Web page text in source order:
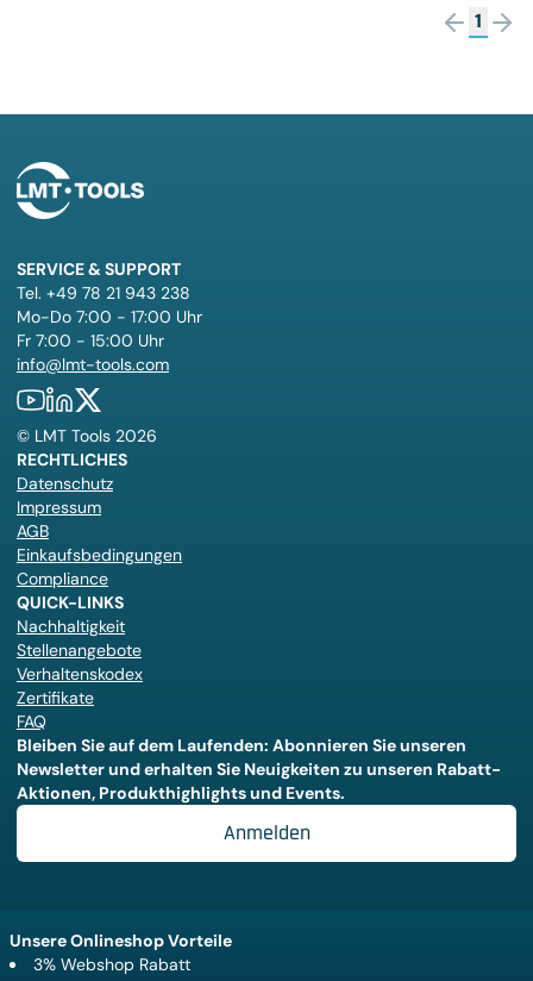
1
SERVICE & SUPPORT
Tel. +49 78 21 943 238
Mo-Do 7:00 - 17:00 Uhr
Fr 7:00 - 15:00 Uhr
info@lmt-tools.com
© LMT Tools 2026
RECHTLICHES
Datenschutz
Impressum
AGB
Einkaufsbedingungen
Compliance
QUICK-LINKS
Nachhaltigkeit
Stellenangebote
Verhaltenskodex
Zertifikate
FAQ
Bleiben Sie auf dem Laufenden: Abonnieren Sie unseren
Newsletter und erhalten Sie Neuigkeiten zu unseren Rabatt-
Aktionen, Produkthighlights und Events.
Anmelden
Unsere Onlineshop Vorteile
3% Webshop Rabatt